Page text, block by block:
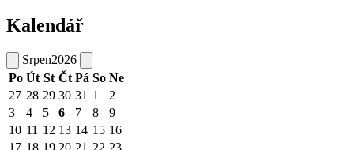
Kalendář
Srpen2026
Po Út St Čt Pá So Ne
27 28 29 30 31 1
2
3
4 5 6 7 8
9
10 11 12 13 14 15 16